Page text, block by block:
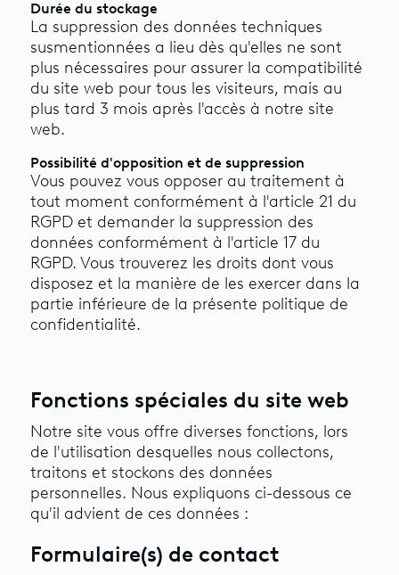
Durée du stockage
La suppression des données techniques
susmentionnées a lieu dès qu'elles ne sont
plus nécessaires pour assurer la compatibilité
du site web pour tous les visiteurs, mais au
plus tard 3 mois après l'accès à notre site
web.
Possibilité d'opposition et de suppression
Vous pouvez vous opposer au traitement à
tout moment conformément à l'article 21 du
RGPD et demander la suppression des
données conformément à l'article 17 du
RGPD. Vous trouverez les droits dont vous
disposez et la manière de les exercer dans la
partie inférieure de la présente politique de
confidentialité.
Fonctions spéciales du site web
Notre site vous offre diverses fonctions, lors
de l'utilisation desquelles nous collectons,
traitons et stockons des données
personnelles. Nous expliquons ci-dessous ce
qu'il advient de ces données :
Formulaire(s) de contact